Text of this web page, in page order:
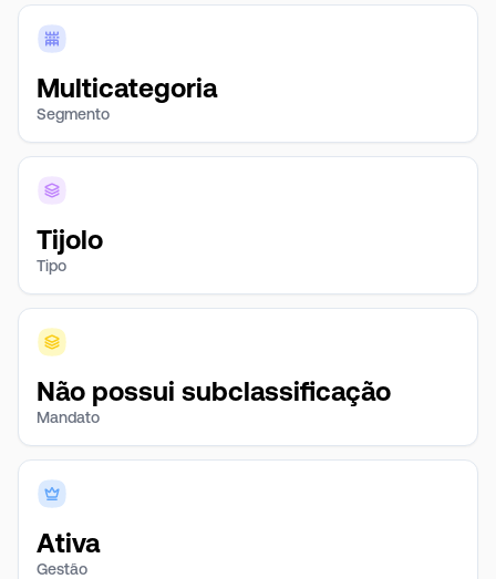
Multicategoria
Segmento
Tijolo
Tipo
Não possui subclassificação
Mandato
Ativa
Gestão